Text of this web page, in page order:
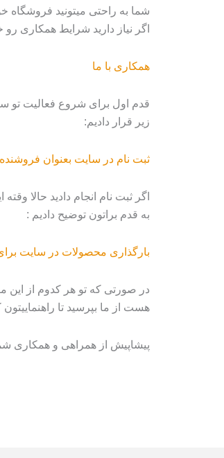
شما به راحتی میتونید فروشگاه
اگر نیاز دارید شرایط همکاری
همکاری با ما
قدم اول برای شروع فعالیت تو
زیر قرار دادیم:
ثبت نام در سایت بعنوان فروشنده
اگر ثبت نام انجام دادید حالا
به قدم براتون توضیح دادیم :
بارگذاری محصولات در سایت
در صورتی که تو هر کدوم از این
هست از ما بپرسید تا راهنماییتون
پیشاپیش از همراهی و همکاری